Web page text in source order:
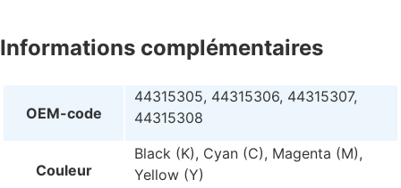
Informations complémentaires
OEM-code
44315305, 44315306, 44315307,
44315308
Couleur
Black (K), Cyan (C), Magenta (M),
Yellow (Y)